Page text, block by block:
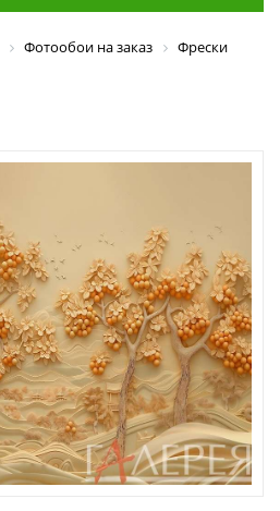
Фотообои на заказ
Фрески